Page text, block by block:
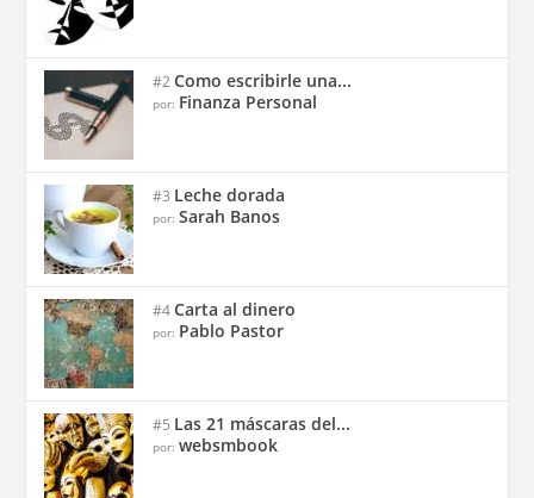
#2Como escribirle una...
por: Finanza Personal
#3 Leche dorada
por:Sarah Banos
#4Carta al dinero
por: Pablo Pastor
#5 Las 21 máscaras del...
por:websmbook